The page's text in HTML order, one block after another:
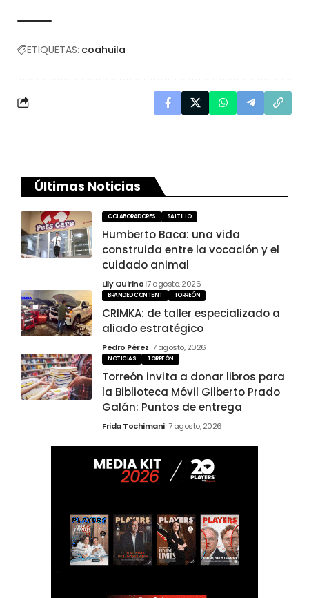
ETIQUETAS: coahuila
Últimas Noticias
COLABORADORES SALTILLO
Humberto Baca: una vida
construida entre la vocación y el
cuidado animal
Lily Quirino 7 agosto, 2026
BRANDED CONTENT TORREÓN
CRIMKA: de taller especializado a
aliado estratégico
Pedro Pérez 7 agosto, 2026
NOTICIAS TORREÓN
Torreón invita a donar libros para
la Biblioteca Móvil Gilberto Prado
Galán: Puntos de entrega
Frida Tochimani 7 agosto, 2026